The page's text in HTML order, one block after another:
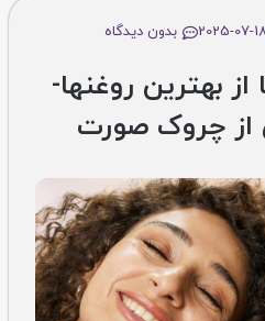
2025-07- بدون دیدگاه
آشنایی با پنج تا از بهترین روغن­ها­
از چروک صورت